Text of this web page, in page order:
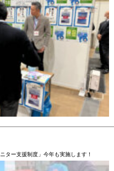
ター支援制度」今年も実施します！